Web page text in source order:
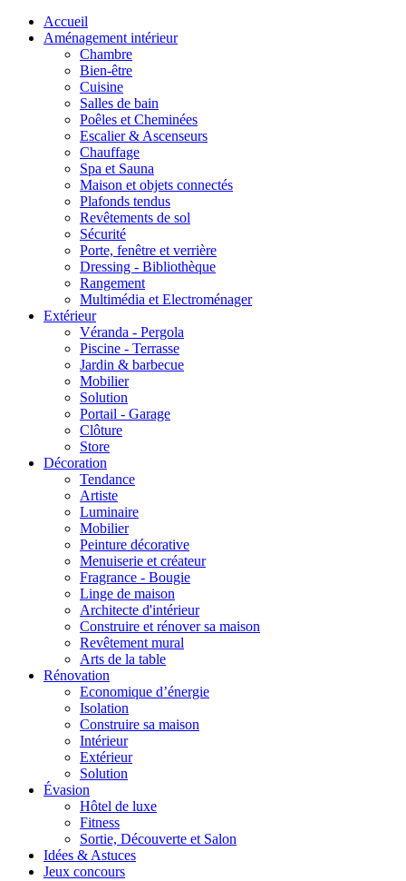
Accueil
Aménagement intérieur
Chambre
Bien-être
Cuisine
Salles de bain
Poêles et Cheminées
Escalier & Ascenseurs
Chauffage
Spa et Sauna
Maison et objets connectés
Plafonds tendus
Revêtements de sol
Sécurité
Porte, fenêtre et verrière
Dressing - Bibliothèque
Rangement
Multimédia et Electroménager
Extérieur
Véranda - Pergola
Piscine - Terrasse
Jardin & barbecue
Mobilier
Solution
Portail - Garage
Clôture
Store
Décoration
Tendance
Artiste
Luminaire
Mobilier
Peinture décorative
Menuiserie et créateur
Fragrance - Bougie
Linge de maison
Architecte d'intérieur
Construire et rénover sa maison
Revêtement mural
Arts de la table
Rénovation
Economique d’énergie
Isolation
Construire sa maison
Intérieur
Extérieur
Solution
Évasion
Hôtel de luxe
Fitness
Sortie, Découverte et Salon
Idées & Astuces
Jeux concours